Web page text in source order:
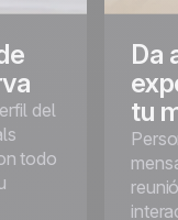
del
todo
Da
tu